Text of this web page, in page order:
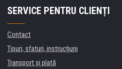
SERVICE PENTRU CLIENȚI
Contact
Tipuri, sfaturi, instrucțiuni
Transport şi plată